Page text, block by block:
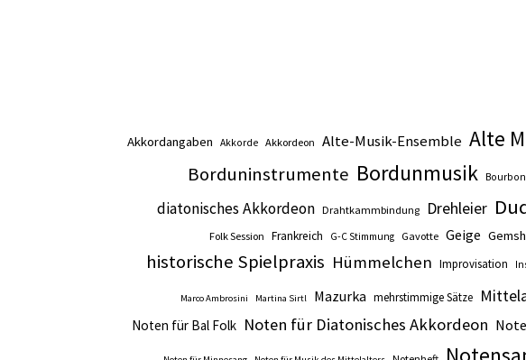
Akkordangaben Akkorde Akkordeon Alte-Musik-Ensemble Alte
Borduninstrumente Bordunmusik
diatonisches Akkordeon Drahtkammbindung Drehleier
Folk Session Frankreich G-C Stimmung Gavotte Geige
historische Spielpraxis Hümmelchen Improvisation
Marco Ambrosini Martina Sirtl Mazurka mehrstimmige Sätze
Noten für Bal Folk Noten für Diatonisches Akkordeon